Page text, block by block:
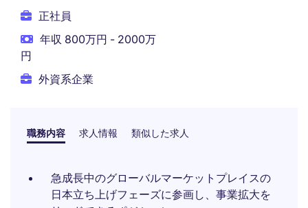
正社員
年収 800万円 - 2000万
円
外資系企業
職務内容 求人情報 類似した求人
急成長中のグローバルマーケットプレイスの
日本立ち上げフェーズに参画し、事業拡大を